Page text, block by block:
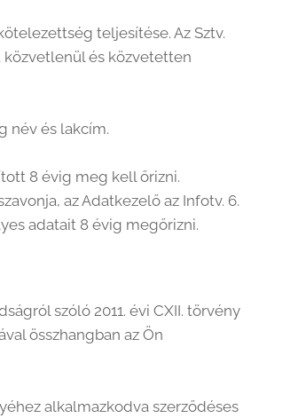
teljesítése. Az Sztv.
közvetlenül és közvetetten
név és lakcím.
8 évig meg kell őrizni.
az Adatkezelő az Infotv. 6.
adatait 8 évig megőrizni.
szóló 2011. évi CXII. törvény
összhangban az Ön
alkalmazkodva szerződéses